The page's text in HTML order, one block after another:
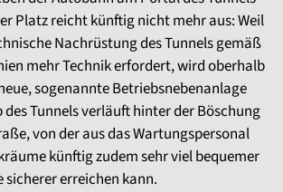
Platz reicht künftig nicht mehr aus: Weil
Nachrüstung des Tunnels gemäß
mehr Technik erfordert, wird oberhalb
sogenannte Betriebsnebenanlage
Tunnels verläuft hinter der Böschung
von der aus das Wartungspersonal
künftig zudem sehr viel bequemer
sicherer erreichen kann.